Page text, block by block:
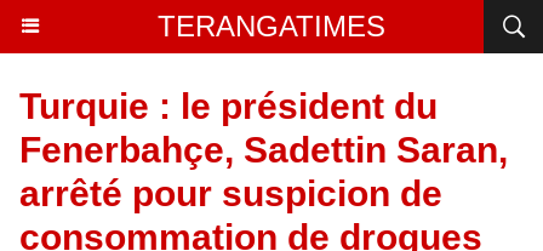
TERANGATIMES
Turquie : le président du
Fenerbahçe, Sadettin Saran,
arrêté pour suspicion de
consommation de drogues